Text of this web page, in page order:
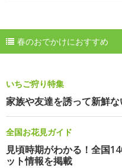
春のおでかけにおすすめ
いちご狩り特集
家族や友達を誘って新鮮
全国お花見ガイド
見頃時期がわかる！全国
ット情報を掲載